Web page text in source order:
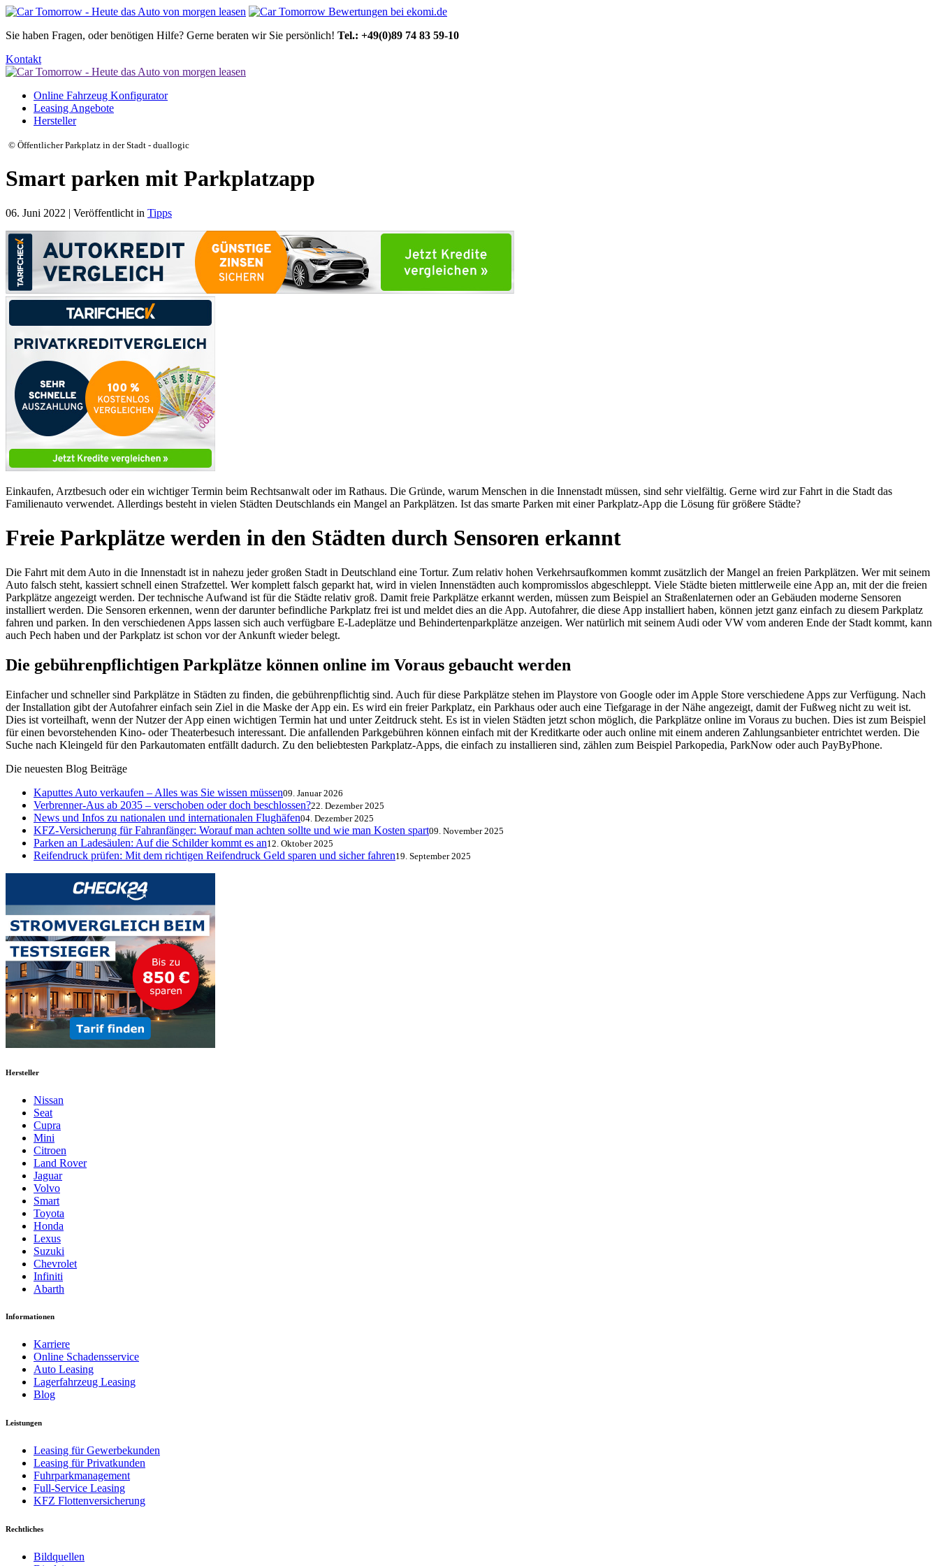
Sie haben Fragen, oder benötigen Hilfe? Gerne beraten wir Sie persönlich! Tel.: +49(0)89 74 83 59-10
Kontakt
Online Fahrzeug Konfigurator
Leasing Angebote
Hersteller
© Öffentlicher Parkplatz in der Stadt - duallogic
Smart parken mit Parkplatzapp
06. Juni 2022 | Veröffentlicht in Tipps
Einkaufen, Arztbesuch oder ein wichtiger Termin beim Rechtsanwalt oder im Rathaus. Die Gründe, warum Menschen in die Innenstadt müssen, sind sehr vielfältig. Gerne wird zur Fahrt in die Stadt das
Familienauto verwendet. Allerdings besteht in vielen Städten Deutschlands ein Mangel an Parkplätzen. Ist das smarte Parken mit einer Parkplatz-App die Lösung für größere Städte?
Freie Parkplätze werden in den Städten durch Sensoren erkannt
Die Fahrt mit dem Auto in die Innenstadt ist in nahezu jeder großen Stadt in Deutschland eine Tortur. Zum relativ hohen Verkehrsaufkommen kommt zusätzlich der Mangel an freien Parkplätzen. Wer mit seinem
Auto falsch steht, kassiert schnell einen Strafzettel. Wer komplett falsch geparkt hat, wird in vielen Innenstädten auch kompromisslos abgeschleppt. Viele Städte bieten mittlerweile eine App an, mit der die freien
Parkplätze angezeigt werden. Der technische Aufwand ist für die Städte relativ groß. Damit freie Parkplätze erkannt werden, müssen zum Beispiel an Straßenlaternen oder an Gebäuden moderne Sensoren
installiert werden. Die Sensoren erkennen, wenn der darunter befindliche Parkplatz frei ist und meldet dies an die App. Autofahrer, die diese App installiert haben, können jetzt ganz einfach zu diesem Parkplatz
fahren und parken. In den verschiedenen Apps lassen sich auch verfügbare E-Ladeplätze und Behindertenparkplätze anzeigen. Wer natürlich mit seinem Audi oder VW vom anderen Ende der Stadt kommt, kann
auch Pech haben und der Parkplatz ist schon vor der Ankunft wieder belegt.
Die gebührenpflichtigen Parkplätze können online im Voraus gebaucht werden
Einfacher und schneller sind Parkplätze in Städten zu finden, die gebührenpflichtig sind. Auch für diese Parkplätze stehen im Playstore von Google oder im Apple Store verschiedene Apps zur Verfügung. Nach
der Installation gibt der Autofahrer einfach sein Ziel in die Maske der App ein. Es wird ein freier Parkplatz, ein Parkhaus oder auch eine Tiefgarage in der Nähe angezeigt, damit der Fußweg nicht zu weit ist.
Dies ist vorteilhaft, wenn der Nutzer der App einen wichtigen Termin hat und unter Zeitdruck steht. Es ist in vielen Städten jetzt schon möglich, die Parkplätze online im Voraus zu buchen. Dies ist zum Beispiel
für einen bevorstehenden Kino- oder Theaterbesuch interessant. Die anfallenden Parkgebühren können einfach mit der Kreditkarte oder auch online mit einem anderen Zahlungsanbieter entrichtet werden. Die
Suche nach Kleingeld für den Parkautomaten entfällt dadurch. Zu den beliebtesten Parkplatz-Apps, die einfach zu installieren sind, zählen zum Beispiel Parkopedia, ParkNow oder auch PayByPhone.
Die neuesten Blog Beiträge
Kaputtes Auto verkaufen – Alles was Sie wissen müssen09. Januar 2026
Verbrenner-Aus ab 2035 – verschoben oder doch beschlossen?22. Dezember 2025
News und Infos zu nationalen und internationalen Flughäfen04. Dezember 2025
KFZ-Versicherung für Fahranfänger: Worauf man achten sollte und wie man Kosten spart09. November 2025
Parken an Ladesäulen: Auf die Schilder kommt es an12. Oktober 2025
Reifendruck prüfen: Mit dem richtigen Reifendruck Geld sparen und sicher fahren19. September 2025
Hersteller
Nissan
Seat
Cupra
Mini
Citroen
Land Rover
Jaguar
Volvo
Smart
Toyota
Honda
Lexus
Suzuki
Chevrolet
Infiniti
Abarth
Informationen
Karriere
Online Schadensservice
Auto Leasing
Lagerfahrzeug Leasing
Blog
Leistungen
Leasing für Gewerbekunden
Leasing für Privatkunden
Fuhrparkmanagement
Full-Service Leasing
KFZ Flottenversicherung
Rechtliches
Bildquellen